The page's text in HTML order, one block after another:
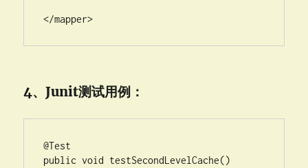
</mapper>
4、Junit测试用例：
@Test
public void testSecondLevelCache()